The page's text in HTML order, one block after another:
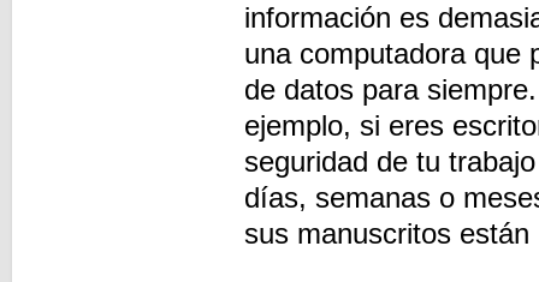
información es
una computadora que
de datos para
ejemplo, si eres
seguridad de tu
días, semanas o
sus manuscritos